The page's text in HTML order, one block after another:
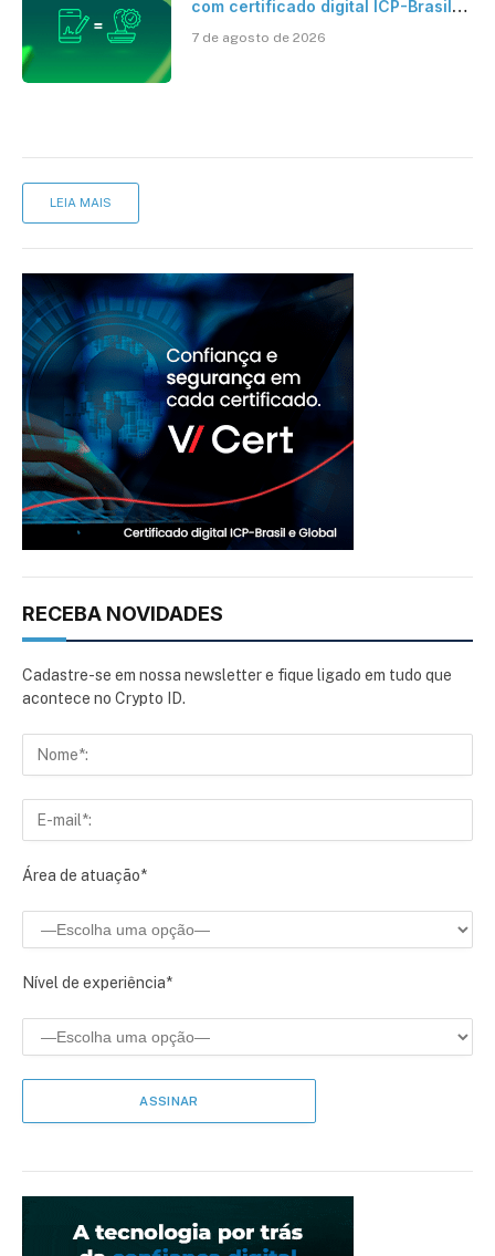
com certificado digital ICP-Brasil
ao reconhecimento de firma em
7 de agosto de 2026
LEIA MAIS
RECEBA NOVIDADES
Cadastre-se em nossa newsletter e fique ligado em tudo que
acontece no Crypto ID.
Área de atuação*
Nível de experiência*